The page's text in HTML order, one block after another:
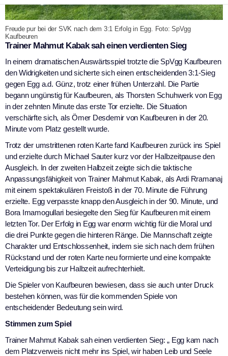
Freude pur bei der SVK nach dem 3:1 Erfolg in Egg. Foto: SpVgg
Kaufbeuren
Trainer Mahmut Kabak sah einen verdienten Sieg
In einem dramatischen Auswärtsspiel trotzte die SpVgg Kaufbeuren
den Widrigkeiten und sicherte sich einen entscheidenden 3:1-Sieg
gegen Egg a.d. Günz, trotz einer frühen Unterzahl. Die Partie
begann ungünstig für Kaufbeuren, als Thorsten Schuhwerk von Egg
in der zehnten Minute das erste Tor erzielte. Die Situation
verschärfte sich, als Ömer Desdemir von Kaufbeuren in der 20.
Minute vom Platz gestellt wurde.
Trotz der umstrittenen roten Karte fand Kaufbeuren zurück ins Spiel
und erzielte durch Michael Sauter kurz vor der Halbzeitpause den
Ausgleich. In der zweiten Halbzeit zeigte sich die taktische
Anpassungsfähigkeit von Trainer Mahmut Kabak, als Ardi Rramanaj
mit einem spektakulären Freistoß in der 70. Minute die Führung
erzielte. Egg verpasste knapp den Ausgleich in der 90. Minute, und
Bora Imamogullari besiegelte den Sieg für Kaufbeuren mit einem
letzten Tor. Der Erfolg in Egg war enorm wichtig für die Moral und
die drei Punkte gegen die hinteren Ränge. Die Mannschaft zeigte
Charakter und Entschlossenheit, indem sie sich nach dem frühen
Rückstand und der roten Karte neu formierte und eine kompakte
Verteidigung bis zur Halbzeit aufrechterhielt.
Die Spieler von Kaufbeuren bewiesen, dass sie auch unter Druck
bestehen können, was für die kommenden Spiele von
entscheidender Bedeutung sein wird.
Stimmen zum Spiel
Trainer Mahmut Kabak sah einen verdienten Sieg: „ Egg kam nach
dem Platzverweis nicht mehr ins Spiel, wir haben Leib und Seele